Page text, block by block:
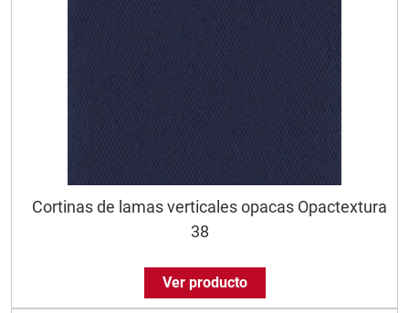
Cortinas de lamas verticales opacas Opactextura
38
Ver producto